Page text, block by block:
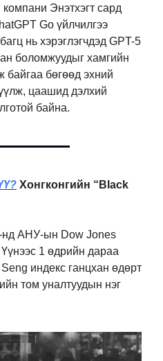
Энэтхэгт сард
Go үйлчилгээ
нь хэрэглэгчдэд GPT-5
боломжуудыг хамгийн
байгаа бөгөөд эхний
цаашид дэлхий
байна.
Хонгконгийн “Black
нд АНУ-ын Dow Jones
1 өдрийн дараа
индекс ганцхан өдөрт
том уналтуудын нэг